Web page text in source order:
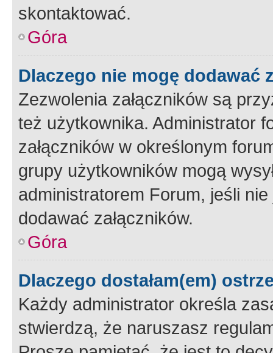
skontaktować.
Góra
Dlaczego nie mogę dodawać
Zezwolenia załączników są
też użytkownika. Administrator
załączników w określonym
grupy użytkowników mogą
administratorem Forum, jeśli
dodawać załączników.
Góra
Dlaczego dostałam(em)
Każdy administrator określa
stwierdzą, że naruszasz